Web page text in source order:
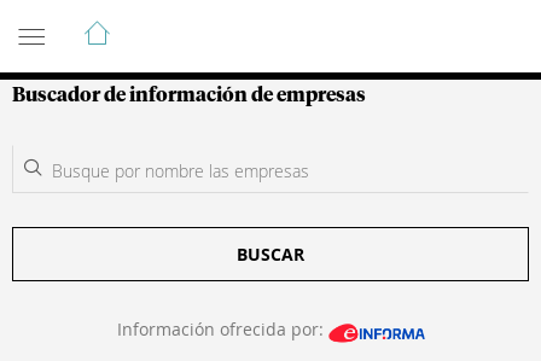
Guía de Empresas Colombianas
Buscador de información de empresas
BUSCAR
Información ofrecida por: